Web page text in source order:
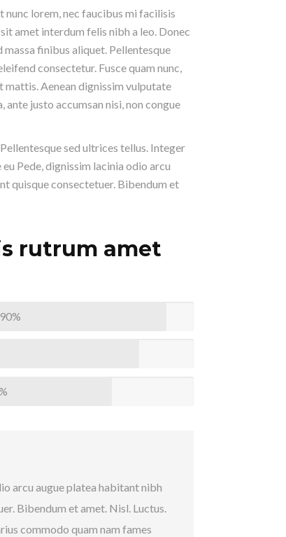
lorem, nec faucibus mi facilisis
amet interdum felis nibh a leo. Donec
finibus aliquet. Pellentesque
consectetur. Fusce quam nunc,
Aenean dignissim vulputate
justo accumsan nisi, non congue
sed ultrices tellus. Integer
Pede, dignissim lacinia odio arcu
quisque consectetuer. Bibendum et
rutrum amet
90%
arcu augue platea habitant nibh
Bibendum et amet. Nisl. Luctus.
commodo quam nam fames